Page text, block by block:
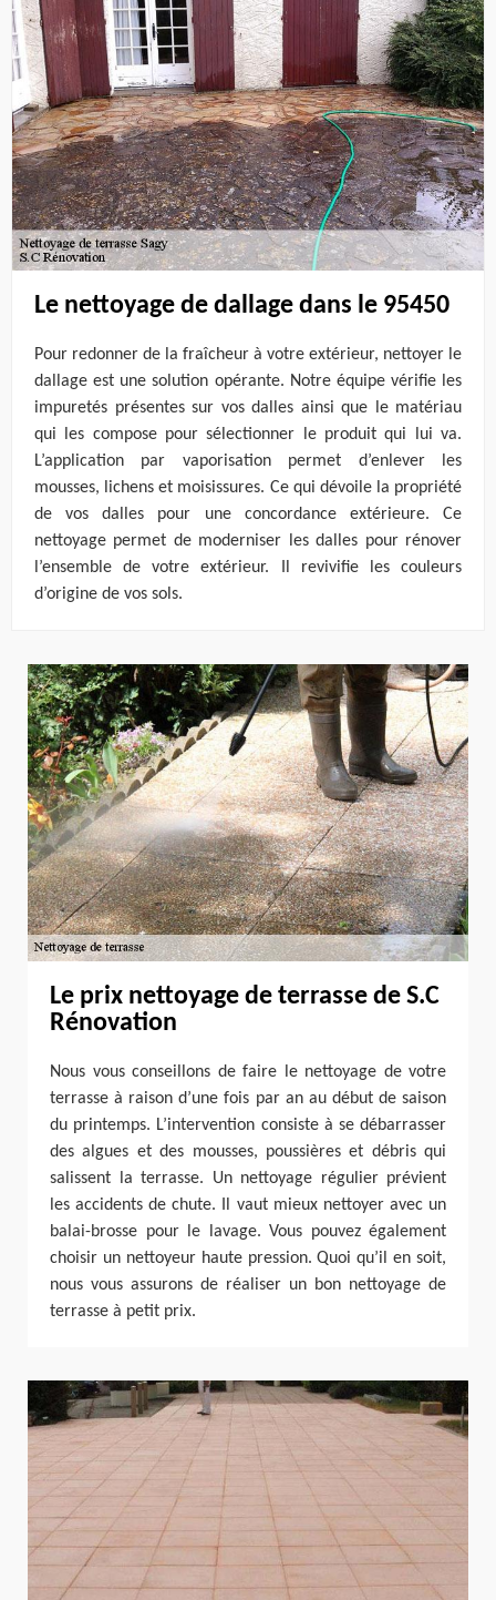
Le nettoyage de dallage dans le 95450
Pour redonner de la fraîcheur à votre extérieur, nettoyer le
dallage est une solution opérante. Notre équipe vérifie les
impuretés présentes sur vos dalles ainsi que le matériau
qui les compose pour sélectionner le produit qui lui va.
L’application par vaporisation permet d’enlever les
mousses, lichens et moisissures. Ce qui dévoile la propriété
de vos dalles pour une concordance extérieure. Ce
nettoyage permet de moderniser les dalles pour rénover
l’ensemble de votre extérieur. Il revivifie les couleurs
d’origine de vos sols.
Le prix nettoyage de terrasse de S.C
Rénovation
Nous vous conseillons de faire le nettoyage de votre
terrasse à raison d’une fois par an au début de saison
du printemps. L’intervention consiste à se débarrasser
des algues et des mousses, poussières et débris qui
salissent la terrasse. Un nettoyage régulier prévient
les accidents de chute. Il vaut mieux nettoyer avec un
balai-brosse pour le lavage. Vous pouvez également
choisir un nettoyeur haute pression. Quoi qu’il en soit,
nous vous assurons de réaliser un bon nettoyage de
terrasse à petit prix.